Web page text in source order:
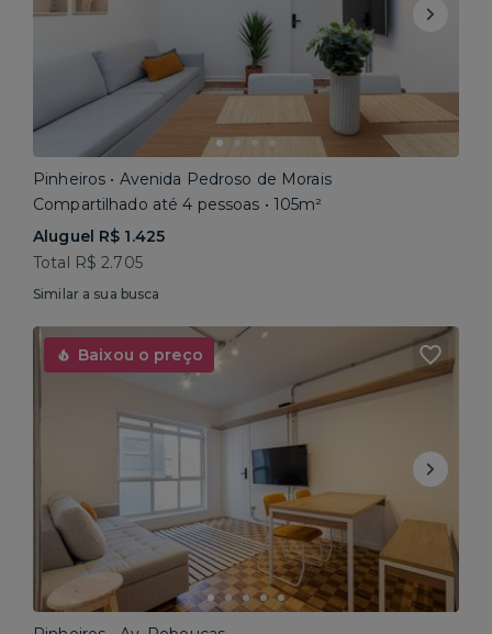
Pinheiros • Avenida Pedroso de Morais
Compartilhado até 4 pessoas • 105m²
Aluguel R$ 1.425
Total R$ 2.705
Similar a sua busca
Baixou o preço